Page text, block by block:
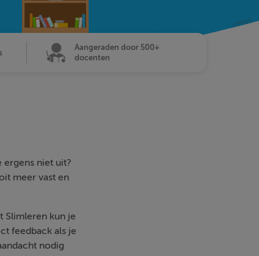
Aangeraden door 500+
docenten
niet uit?
meer vast en
Slimleren kun je
feedback als je
nodig